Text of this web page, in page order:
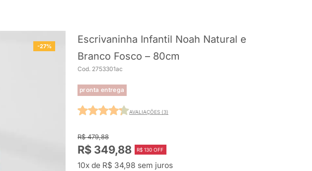
-27%
Escrivaninha Infantil Noah Natural e
Branco Fosco – 80cm
Cod. 2753301ac
pronta entrega
AVALIAÇÕES (3)
R$ 479,88
R$ 349,88 R$ 130 OFF
10x de R$ 34,98 sem juros